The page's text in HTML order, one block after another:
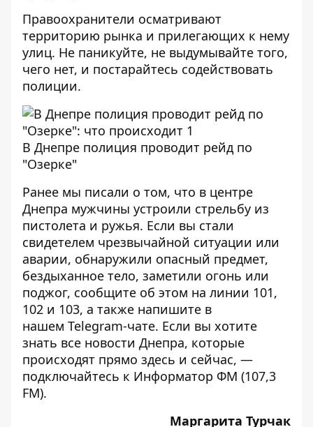
Правоохранители осматривают
территорию рынка и прилегающих к нему
улиц. Не паникуйте, не выдумывайте того,
чего нет, и постарайтесь содействовать
полиции.
В Днепре полиция проводит рейд по
"Озерке"
Ранее мы писали о том, что в центре
Днепра мужчины устроили стрельбу из
пистолета и ружья. Если вы стали
свидетелем чрезвычайной ситуации или
аварии, обнаружили опасный предмет,
бездыханное тело, заметили огонь или
поджог, сообщите об этом на линии 101,
102 и 103, а также напишите в
нашем Telegram-чате. Если вы хотите
знать все новости Днепра, которые
происходят прямо здесь и сейчас, —
подключайтесь к Информатор ФМ (107,3
FM).
Маргарита Турчак